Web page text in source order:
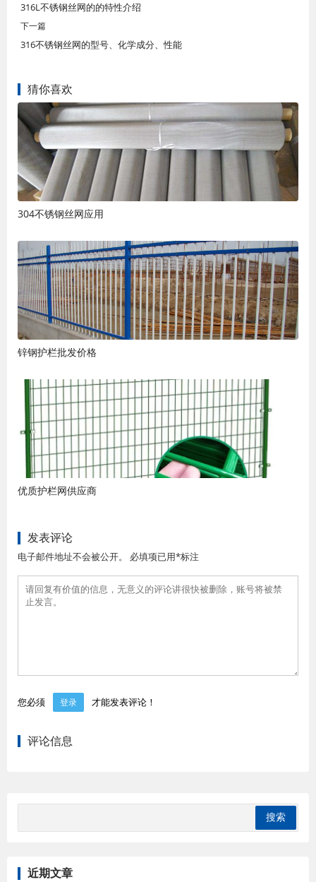
316L不锈钢丝网的的特性介绍
下一篇
316不锈钢丝网的型号、化学成分、性能
猜你喜欢
304不锈钢丝网应用
锌钢护栏批发价格
优质护栏网供应商
发表评论
电子邮件地址不会被公开。 必填项已用*标注
您必须 登录 才能发表评论！
评论信息
近期文章